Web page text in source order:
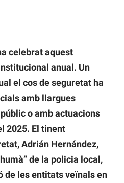
celebrat aquest
anual. Un
el cos de seguretat ha
amb llargues
o amb actuacions
2025. El tinent
Adrián Hernández,
de la policia local,
de les entitats veïnals en